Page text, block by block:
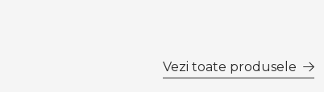
Vezi toate produsele